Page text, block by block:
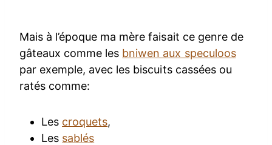
Mais à l’époque ma mère faisait ce genre de
gâteaux comme les bniwen aux speculoos
par exemple, avec les biscuits cassées ou
ratés comme:
Les croquets,
Les sablés